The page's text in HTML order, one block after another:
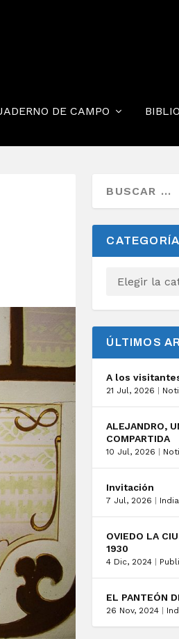
DE CAMPO
ÚLTIMOS
A los
21 Jul, 2026
ALEJANDRO,
COMPARTIDA
10 Jul, 2026
Invitación
7 Jul, 2026
OVIEDO LA
1930
4 Dic, 2024
EL PANTEÓN
26 Nov, 2024